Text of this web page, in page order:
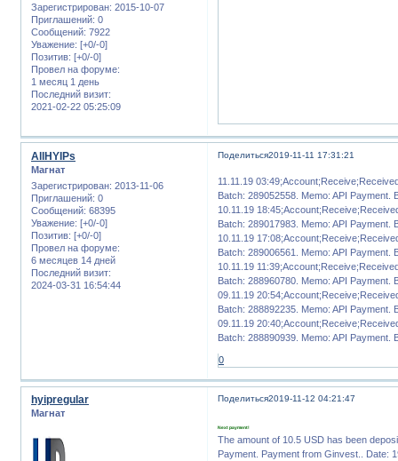
Зарегистрирован: 2015-10-07
Приглашений: 0
Сообщений: 7922
Уважение: [+0/-0]
Позитив: [+0/-0]
Провел на форуме:
1 месяц 1 день
Последний визит:
2021-02-22 05:25:09
Поделиться2019-11-11 17:31:21
AllHYIPs
Магнат
Зарегистрирован: 2013-11-06
Приглашений: 0
Сообщений: 68395
Уважение: [+0/-0]
Позитив: [+0/-0]
Провел на форуме:
6 месяцев 14 дней
Последний визит:
2024-03-31 16:54:44
11.11.19
Batch: 289052558. Memo: API Payment.
10.11.19
Batch: 289017983. Memo: API Payment.
10.11.19
Batch: 289006561. Memo: API Payment.
10.11.19
Batch: 288960780. Memo: API Payment.
09.11.19
Batch: 288892235. Memo: API Payment.
09.11.19
Batch: 288890939. Memo: API Payment.
0
Поделиться2019-11-12 04:21:47
hyipregular
Магнат
Next payment!
The amount of 10.5 USD has been
Payment. Payment from Ginvest.. Date: